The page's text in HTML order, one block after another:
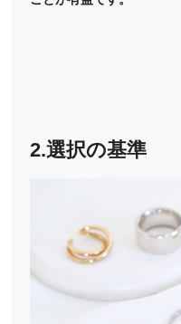
2.選択の基準